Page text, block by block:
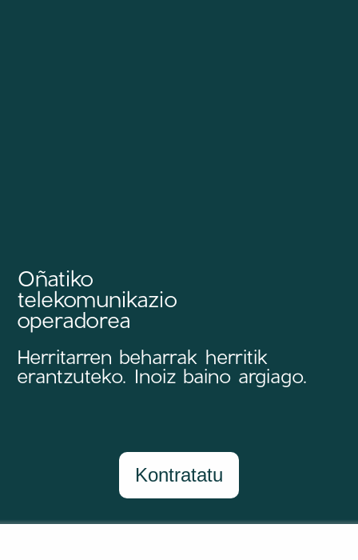
Oñatiko
telekomunikazio
operadorea
Herritarren beharrak herritik
erantzuteko. Inoiz baino argiago.
Kontratatu